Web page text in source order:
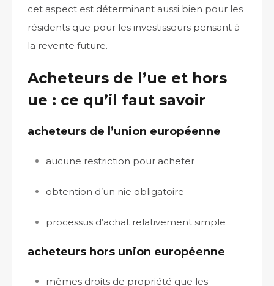
cet aspect est déterminant aussi bien pour les
résidents que pour les investisseurs pensant à
la revente future.
Acheteurs de l’ue et hors
ue : ce qu’il faut savoir
acheteurs de l’union européenne
aucune restriction pour acheter
obtention d’un nie obligatoire
processus d’achat relativement simple
acheteurs hors union européenne
mêmes droits de propriété que les